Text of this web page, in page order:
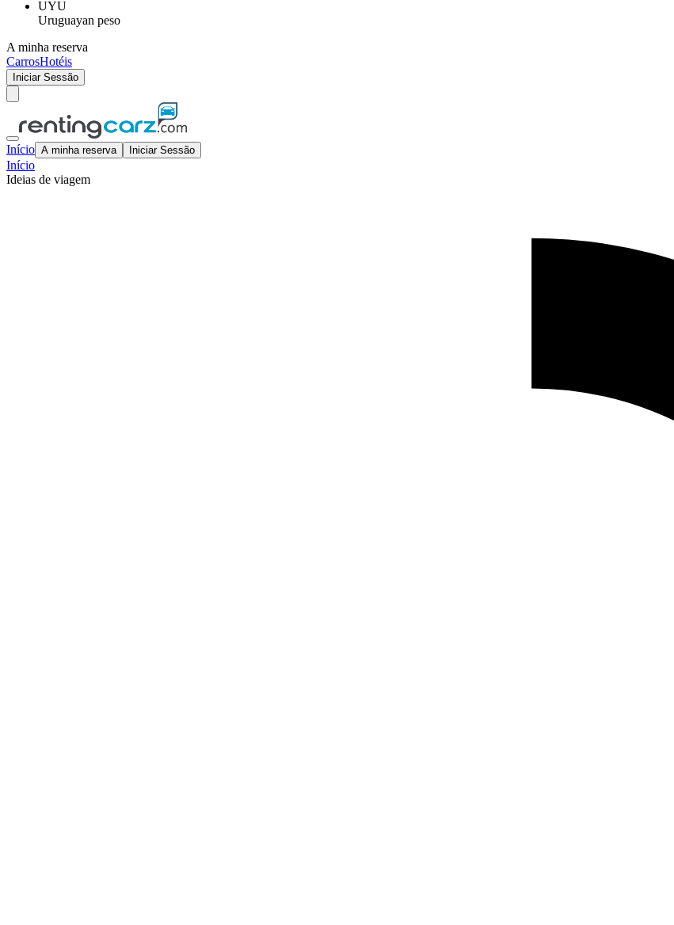
UYU
Uruguayan peso
A minha reserva
CarrosHotéis
Iniciar Sessão
Início A minha reserva Iniciar Sessão
Início
Ideias de viagem